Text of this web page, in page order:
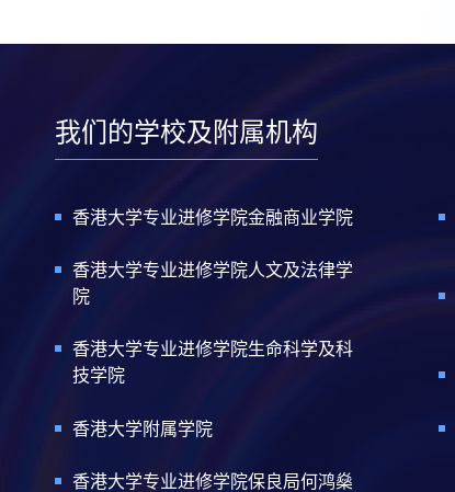
我们的学校及附属机构
香港大学专业进修学院金融商业学院
香港大学专业进修学院人文及法律学
院
香港大学专业进修学院生命科学及科
技学院
香港大学附属学院
香港大学专业进修学院保良局何鸿燊